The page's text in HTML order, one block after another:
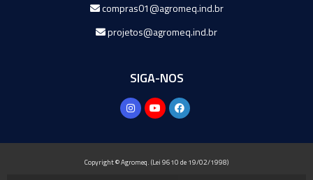
compras01@agromeq.ind.br
projetos@agromeq.ind.br
SIGA-NOS
Copyright © Agromeq. (Lei 9610 de 19/02/1998)